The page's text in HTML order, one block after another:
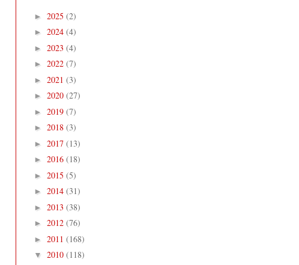
► 2025 (2)
► 2024 (4)
► 2023 (4)
► 2022 (7)
► 2021 (3)
► 2020 (27)
► 2019 (7)
► 2018 (3)
► 2017 (13)
► 2016 (18)
► 2015 (5)
► 2014 (31)
► 2013 (38)
► 2012 (76)
► 2011 (168)
▼ 2010 (118)